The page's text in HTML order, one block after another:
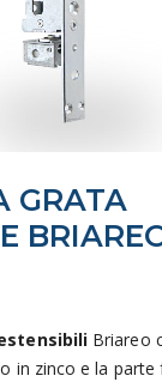
GRATA
Briareo
in zinco e la parte